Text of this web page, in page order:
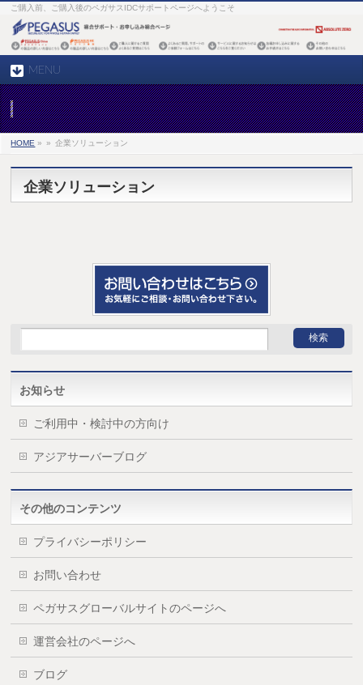
ご購入前、ご購入後のペガサスIDCサポートページへようこそ
MENU
HOME » » 企業ソリューション
企業ソリューション
お知らせ
ご利用中・検討中の方向け
アジアサーバーブログ
その他のコンテンツ
プライバシーポリシー
お問い合わせ
ペガサスグローバルサイトのページへ
運営会社のページへ
ブログ